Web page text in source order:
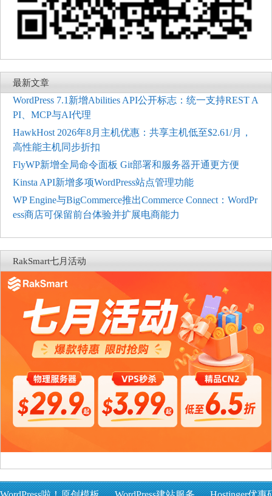
最新文章
WordPress 7.1新增Abilities API公开标志：统一支持REST A
PI、MCP与AI代理
HawkHost 2026年8月主机优惠：共享主机低至$2.61/月，
高性能主机同步折扣
FlyWP新增全局命令面板 Git部署和服务器开通更方便
Kinsta API新增多项WordPress站点管理功能
WP Engine与BigCommerce推出Commerce Connect：WordPr
ess商店可保留前台体验并扩展电商能力
RakSmart七月活动